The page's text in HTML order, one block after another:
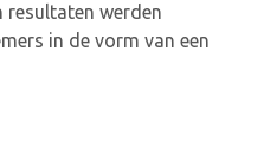
resultaten werden
in de vorm van een